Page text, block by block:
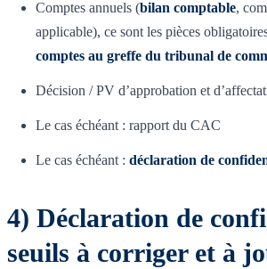
Comptes annuels (bilan comptable,
applicable), ce sont les pièces
comptes au greffe du tribunal de
Décision / PV d’approbation et
Le cas échéant : rapport du CAC
Le cas échéant : déclaration de
4) Déclaration de
seuils à corriger et à